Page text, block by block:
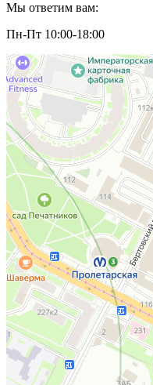
Мы ответим вам:
Пн-Пт 10:00-18:00